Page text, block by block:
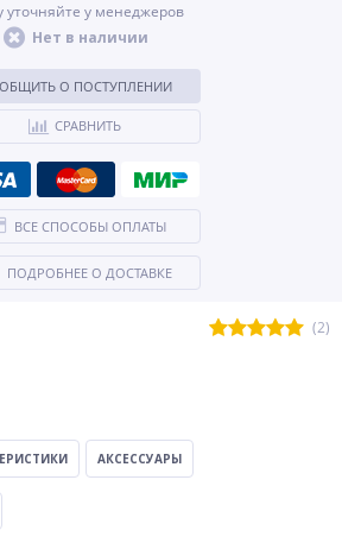
(2)
уточняйте у менеджеров
Нет в наличии
О ПОСТУПЛЕНИИ
СРАВНИТЬ
ВСЕ СПОСОБЫ ОПЛАТЫ
ПОДРОБНЕЕ О ДОСТАВКЕ
АКСЕССУАРЫ